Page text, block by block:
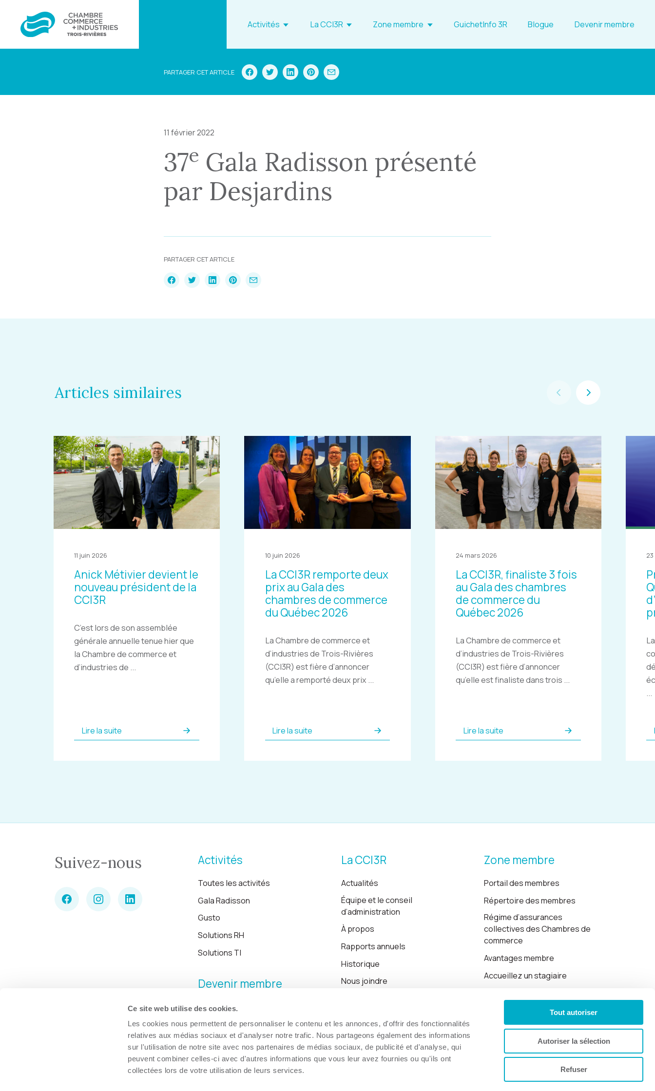
Ce site web utilise des cookies.
Les cookies nous permettent de personnaliser le contenu et les annonces, d'offrir des fonctionnalités
relatives aux médias sociaux et d'analyser notre trafic. Nous partageons également des informations
sur l'utilisation de notre site avec nos partenaires de médias sociaux, de publicité et d'analyse, qui
peuvent combiner celles-ci avec d'autres informations que vous leur avez fournies ou qu'ils ont
collectées lors de votre utilisation de leurs services.
Tout autoriser
Autoriser la sélection
Refuser
Activités La CCI3R Zone membre GuichetInfo 3R Blogue Devenir membre
PARTAGER CET ARTICLE
11 février 2022
37e Gala Radisson présenté
par Desjardins
PARTAGER CET ARTICLE
Articles similaires
11 juin 2026
Anick Métivier devient le
nouveau président de la
CCI3R
C’est lors de son assemblée
générale annuelle tenue hier que
la Chambre de commerce et
d’industries de ...
Lire la suite
10 juin 2026
La CCI3R remporte deux
prix au Gala des
chambres de commerce
du Québec 2026
La Chambre de commerce et
d’industries de Trois-Rivières
(CCI3R) est fière d’annoncer
qu’elle a remporté deux prix ...
Lire la suite
24 mars 2026
La CCI3R, finaliste 3 fois
au Gala des chambres
de commerce du
Québec 2026
La Chambre de commerce et
d’industries de Trois-Rivières
(CCI3R) est fière d’annoncer
qu’elle est finaliste dans trois ...
Lire la suite
...
Suivez-nous Activités
Toutes les activités
Gala Radisson
Gusto
Solutions RH
Solutions TI
Devenir membre
La CCI3R
Actualités
Équipe et le conseil
d’administration
À propos
Rapports annuels
Historique
Nous joindre
Zone membre
Portail des membres
Répertoire des membres
Régime d’assurances
collectives des Chambres de
commerce
Avantages membre
Accueillez un stagiaire
Politique de confidentialité